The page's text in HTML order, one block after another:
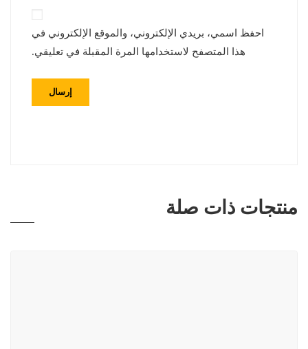
احفظ اسمي، بريدي الإلكتروني، والموقع الإلكتروني في
هذا المتصفح لاستخدامها المرة المقبلة في تعليقي.
منتجات ذات صلة